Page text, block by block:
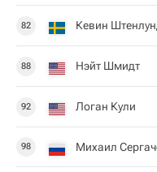
82 Кевин
88 Нэйт Шмидт
92 Логан Кули
98 Михаил